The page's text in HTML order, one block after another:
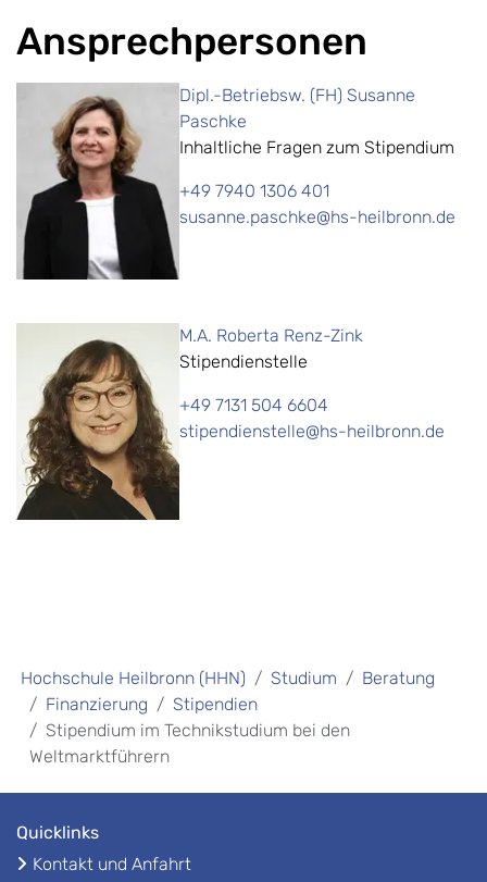
Ansprechpersonen
Dipl.-Betriebsw. (FH) Susanne
Paschke
Inhaltliche Fragen zum Stipendium
+49 7940 1306 401
susanne.paschke@hs-heilbronn.de
M.A. Roberta Renz-Zink
Stipendienstelle
+49 7131 504 6604
stipendienstelle@hs-heilbronn.de
Hochschule Heilbronn (HHN) Studium
Beratung
Finanzierung
Stipendien
Stipendium im Technikstudium bei den
Weltmarktführern
Quicklinks
Kontakt und Anfahrt